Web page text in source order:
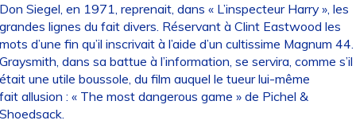
Siegel, en 1971, reprenait, dans « L’inspecteur Harry », les
lignes du fait divers. Réservant à Clint Eastwood les
d’une fin qu’il inscrivait à l’aide d’un cultissime Magnum 44.
dans sa battue à l’information, se servira, comme s’il
une utile boussole, du film auquel le tueur lui-même
allusion : « The most dangerous game » de Pichel &